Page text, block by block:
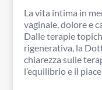
La vita intima in
vaginale, dolore e
Dalle terapie
rigenerativa, la
chiarezza sulle
l’equilibrio e il